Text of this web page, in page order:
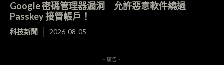
Google 密碼管理器漏洞 允許惡意軟件繞過
Passkey 接管帳戶！
科技新聞 2026-08-05
- 廣告 -